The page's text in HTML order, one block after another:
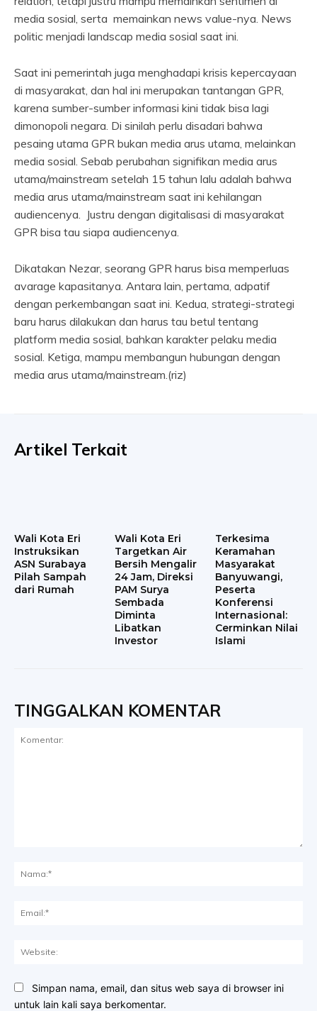
media sosial, serta memainkan news value-nya. News
politic menjadi landscap media sosial saat ini.
Saat ini pemerintah juga menghadapi krisis kepercayaan
di masyarakat, dan hal ini merupakan tantangan GPR,
karena sumber-sumber informasi kini tidak bisa lagi
dimonopoli negara. Di sinilah perlu disadari bahwa
pesaing utama GPR bukan media arus utama, melainkan
media sosial. Sebab perubahan signifikan media arus
utama/mainstream setelah 15 tahun lalu adalah bahwa
media arus utama/mainstream saat ini kehilangan
audiencenya. Justru dengan digitalisasi di masyarakat
GPR bisa tau siapa audiencenya.
Dikatakan Nezar, seorang GPR harus bisa memperluas
avarage kapasitanya. Antara lain, pertama, adpatif
dengan perkembangan saat ini. Kedua, strategi-strategi
baru harus dilakukan dan harus tau betul tentang
platform media sosial, bahkan karakter pelaku media
sosial. Ketiga, mampu membangun hubungan dengan
media arus utama/mainstream.(riz)
Artikel Terkait
Wali Kota Eri
Instruksikan
ASN Surabaya
Pilah Sampah
dari Rumah
Wali Kota Eri
Targetkan Air
Bersih Mengalir
24 Jam, Direksi
PAM Surya
Sembada
Diminta
Libatkan
Investor
Terkesima
Keramahan
Masyarakat
Banyuwangi,
Peserta
Konferensi
Internasional:
Cerminkan Nilai
Islami
TINGGALKAN KOMENTAR
Simpan nama, email, dan situs web saya di browser ini
untuk lain kali saya berkomentar.